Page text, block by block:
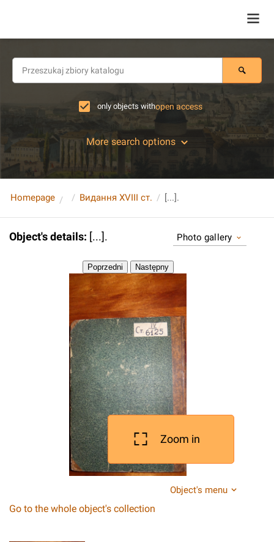
only objects withopen access
More search options
Homepage Видання XVIII ст. [...].
Object's details: [...]. Photo gallery
Zoom in
Object's menu
Go to the whole object's collection